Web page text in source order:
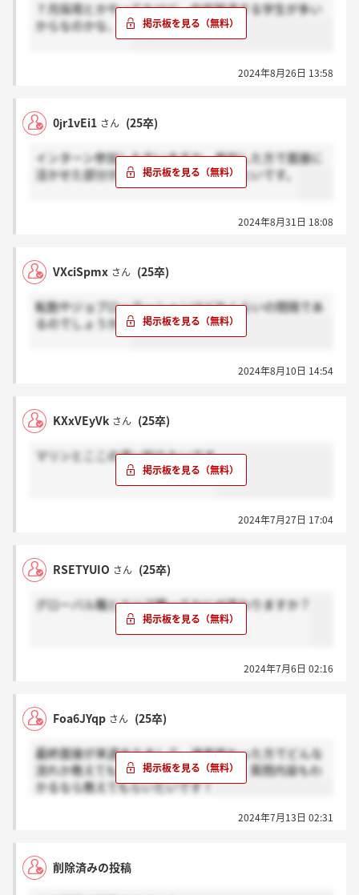
７月採用とかやってたけど、内定辞退する学生が多い
からなのかな、、
2024年8月26日 13:58
0jr1vEi1 さん (25卒)
インターン参加した方いますか。参加した方で面接に
活かせた部分があれば教えていただきたいです。
2024年8月31日 18:08
VXciSpmx さん (25卒)
転勤やジョブローテーションはどれくらいの間隔であ
るのでしょうか。
2024年8月10日 14:54
KXxVEyVk さん (25卒)
マリンとここの違い知りたいです
2024年7月27日 17:04
RSETYUIO さん (25卒)
グローバル職とエリア職ってなにが変わりますか？
2024年7月6日 02:16
Foa6JYqp さん (25卒)
最終面接が来週ありまして、選考終わった方でどんな
流れか教えてもらえないですか？もし、質問内容もわ
かるなら教えてもらいたいです！
2024年7月13日 02:31
削除済みの投稿